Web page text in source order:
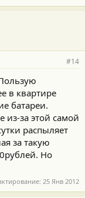
#14
в квартире
батареи.
из-за этой самой
распыляет
за такую
Но
25 Янв 2012